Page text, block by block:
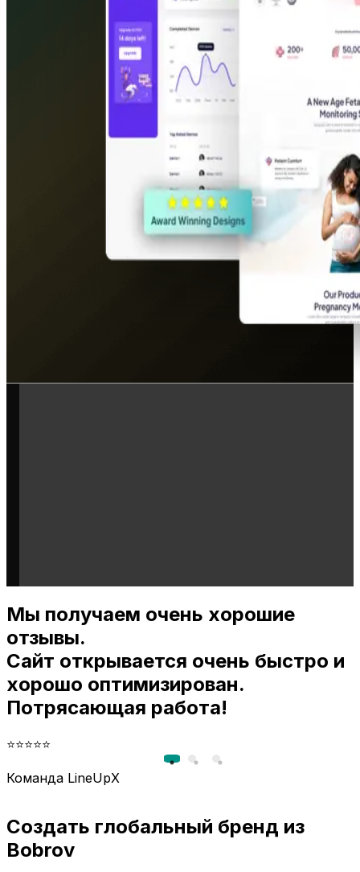
Мы получаем очень хорошие
отзывы.
Сайт открывается очень быстро и
хорошо оптимизирован.
Потрясающая работа!
⭐⭐⭐⭐⭐
Команда LineUpX
Создать глобальный бренд из
Bobrov